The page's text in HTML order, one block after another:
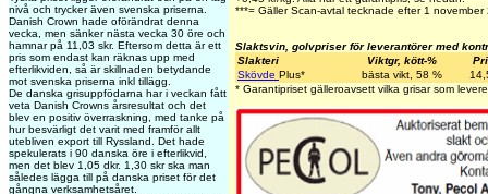
nivå och trycker även svenska priserna.
Danish Crown hade oförändrat denna
vecka, men sänker nästa vecka 30 öre och
hamnar på 11,03 skr. Eftersom detta är ett
pris som endast kan räknas upp med
efterlikviden, så är skillnaden betydande
mot svenska priserna inkl tillägg.
De danska grisuppfödarna har i veckan fått
veta Danish Crowns årsresultat och det
blev en positiv överraskning, med tanke på
hur besvärligt det varit med framför allt
utebliven export till Ryssland. Det hade
spekulerats i 90 danska öre i efterlikvid,
men det blev 1,05 dkr. 1,30 skr ska man
således lägga till på danska priset för det
gångna verksamhetsåret.
***= Gäller Scan-avtal tecknade efter 1 november
Slaktsvin, golvpriser för leverantörer med
Slakteri
Viktgr, kött-%
Skövde Plus* bästa vikt, 58 %
* Garantipriset gälleroavsett vilka grisar som